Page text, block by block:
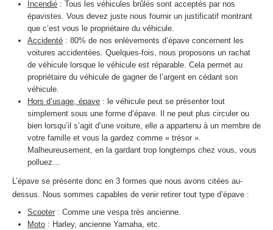
Incendié : Tous les véhicules brûlés sont acceptés par nos
épavistes. Vous devez juste nous fournir un justificatif montrant
que c’est vous le propriétaire du véhicule.
Accidenté : 80% de nos enlèvements d’épave concernent les
voitures accidentées. Quelques-fois, nous proposons un rachat
de véhicule lorsque le véhicule est réparable. Cela permet au
propriétaire du véhicule de gagner de l’argent en cédant son
véhicule.
Hors d’usage, épave : le véhicule peut se présenter tout
simplement sous une forme d’épave. Il ne peut plus circuler ou
bien lorsqu’il s’agit d’une voiture, elle a appartenu à un membre de
votre famille et vous la gardez comme « trésor ».
Malheureusement, en la gardant trop longtemps chez vous, vous
polluez…
L’épave se présente donc en 3 formes que nous avons citées au-
dessus. Nous sommes capables de venir retirer tout type d’épave :
Scooter : Comme une vespa très ancienne.
Moto : Harley, ancienne Yamaha, etc.